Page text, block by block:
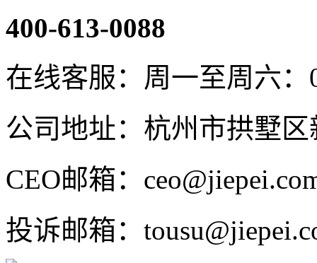
400-613-0088
在线客服：周一至周六：
公司地址：杭州市拱墅
CEO邮箱：
投诉邮箱：